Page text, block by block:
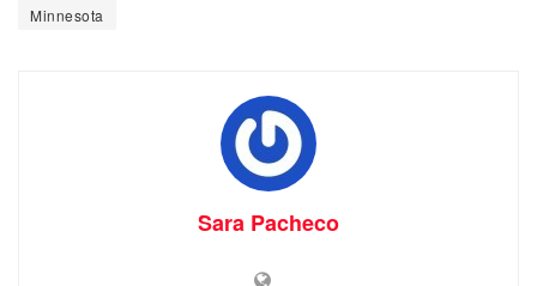
Minnesota
Sara Pacheco